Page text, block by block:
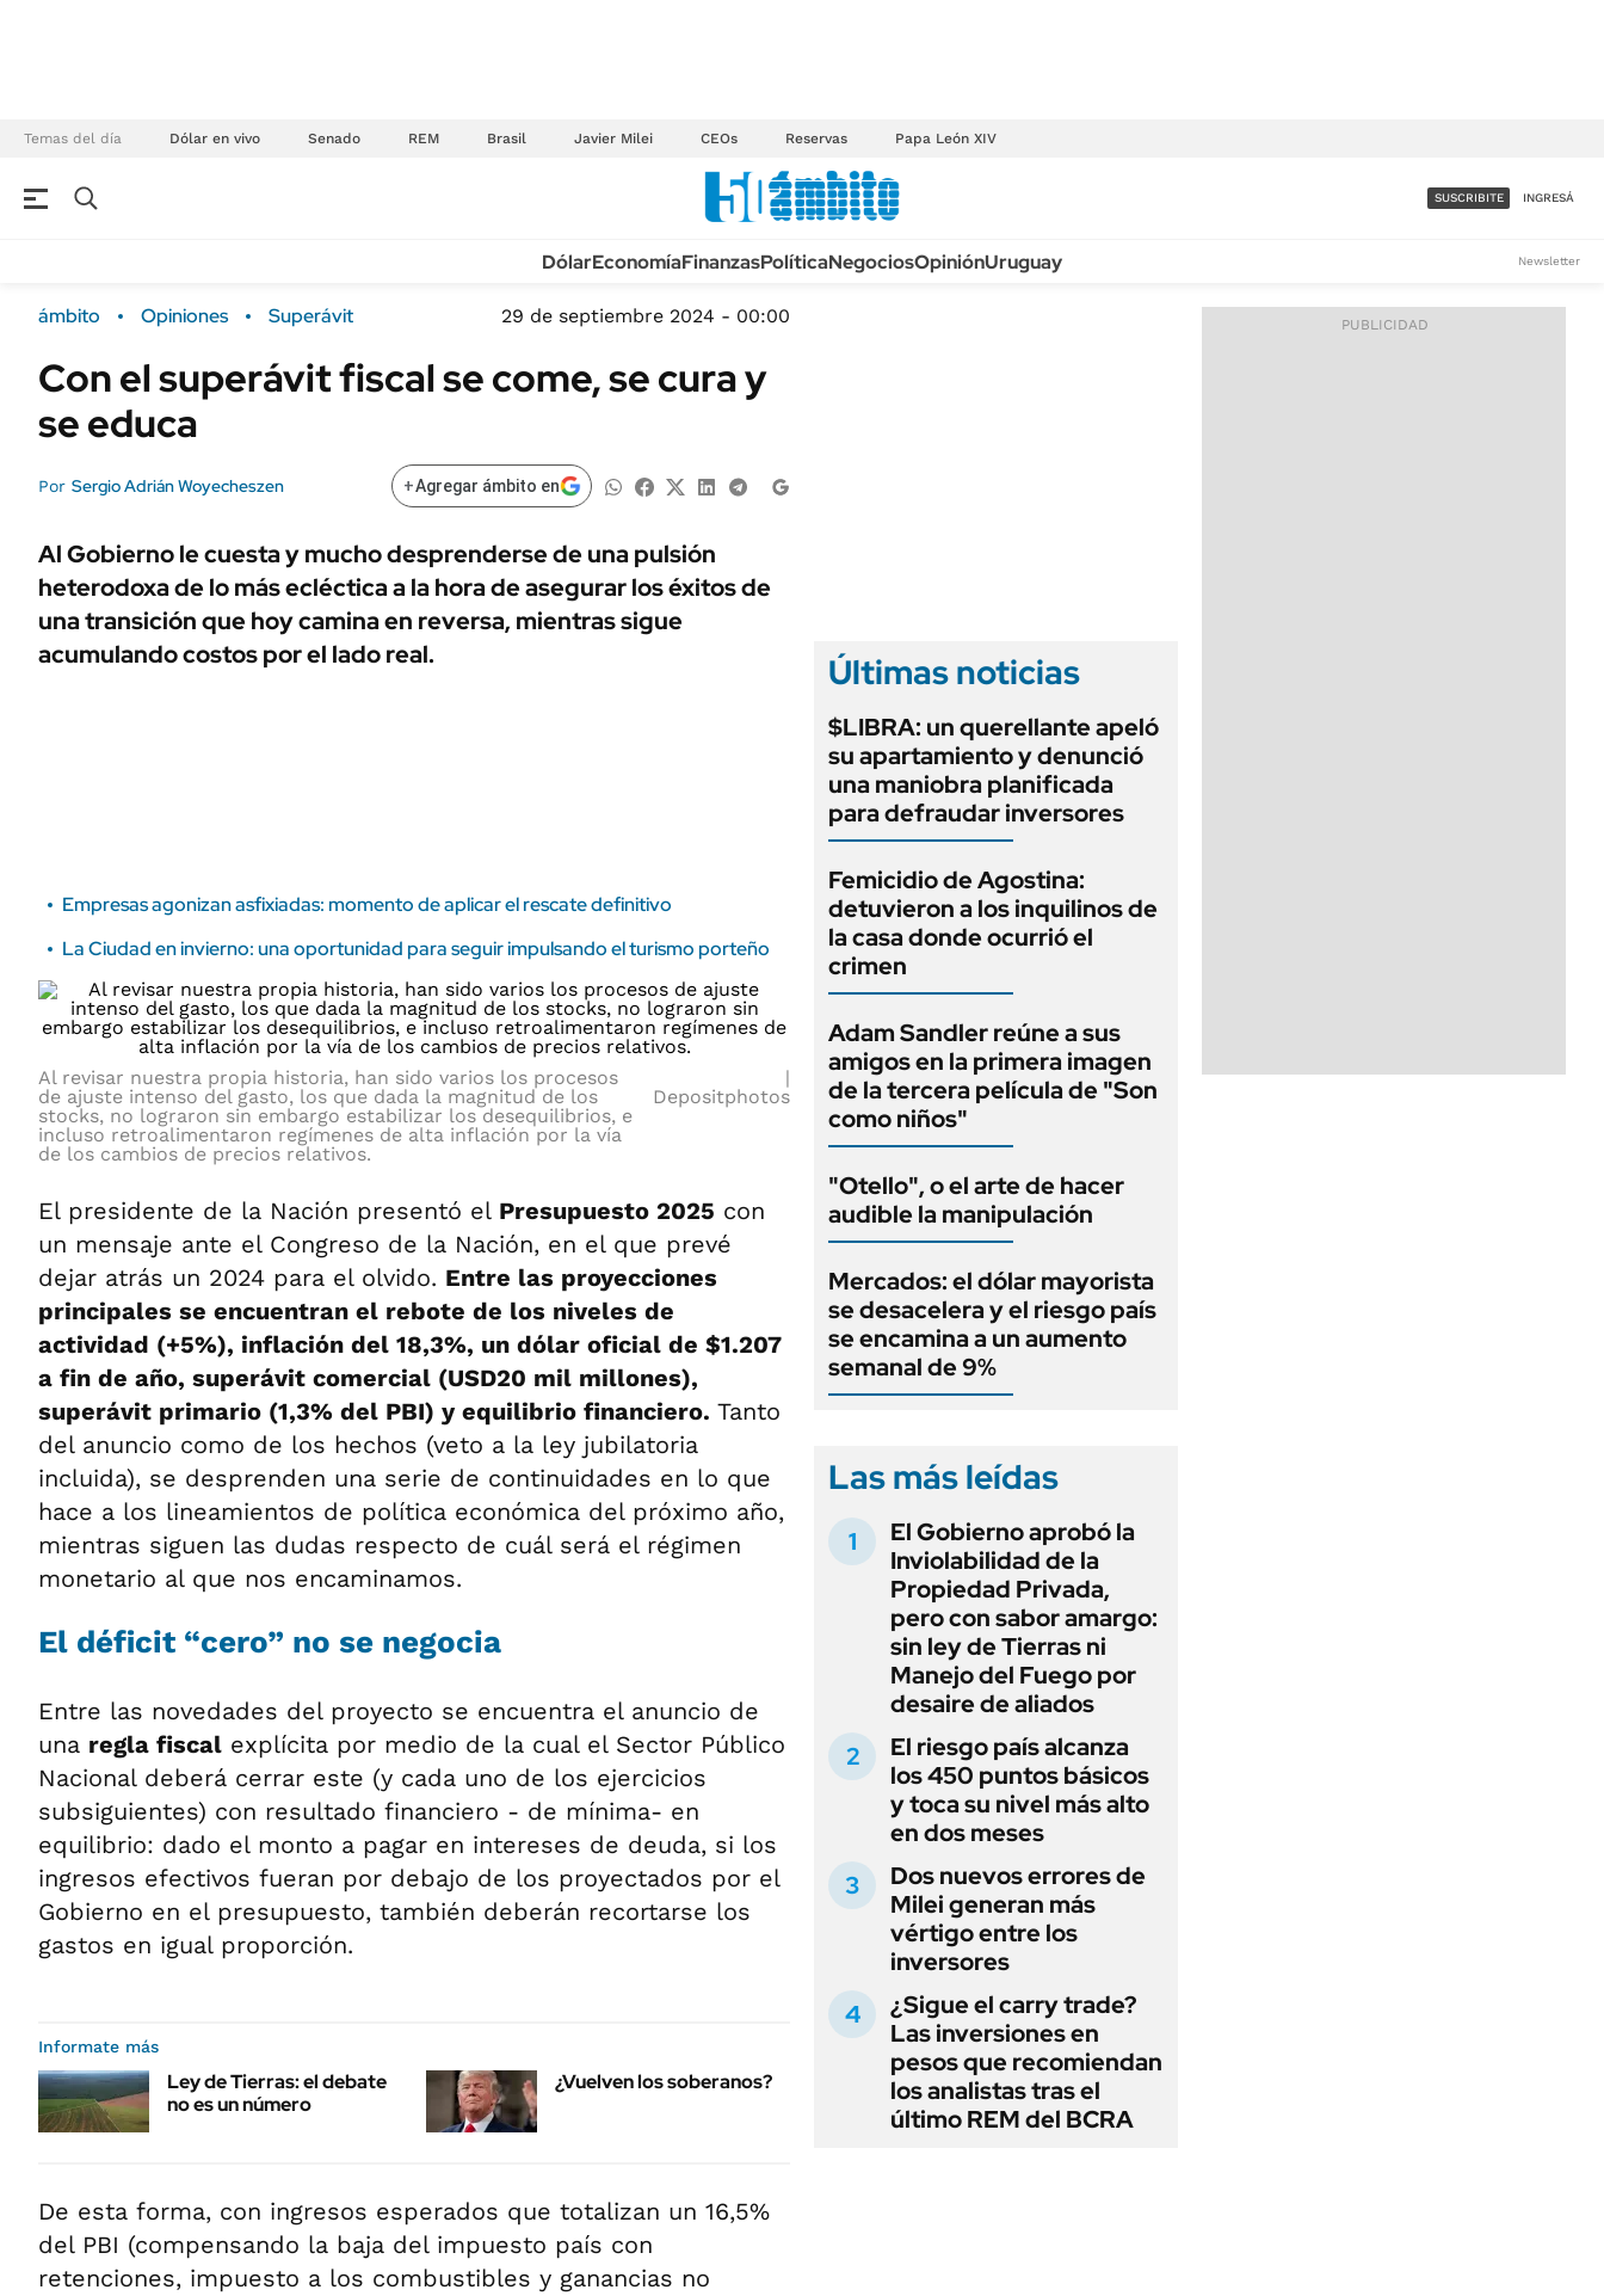
Temas del día Dólar en vivo Senado REM Brasil Javier Milei CEOs Reservas Papa León XIV
Campo
FINANZAS
Mercados
ÁMBITO DEBATE
MEDIAKIT AMBITO DEBATE
Sustentabilidad
POLÍTICA
URUGUAY
TECNOLOGÍA
MÉXICO
MUNDO
LIFESTYLE
AUTOS
ACCESO FULL - $1.800/MES
SUSCRIBITE INGRESÁ
DólarEconomíaFinanzasPolíticaNegociosOpiniónUruguay Newsletter
ámbito Opiniones Superávit 29 de septiembre 2024 - 00:00
Con el superávit fiscal se come, se cura y
se educa
Por Sergio Adrián Woyecheszen +Agregar ámbito en
Al Gobierno le cuesta y mucho desprenderse de una pulsión
heterodoxa de lo más ecléctica a la hora de asegurar los éxitos de
una transición que hoy camina en reversa, mientras sigue
acumulando costos por el lado real.
Empresas agonizan asfixiadas: momento de aplicar el rescate definitivo
La Ciudad en invierno: una oportunidad para seguir impulsando el turismo porteño
Al revisar nuestra propia historia, han sido varios los procesos
de ajuste intenso del gasto, los que dada la magnitud de los
stocks, no lograron sin embargo estabilizar los desequilibrios, e
incluso retroalimentaron regímenes de alta inflación por la vía
de los cambios de precios relativos.
Depositphotos
El presidente de la Nación presentó el Presupuesto 2025 con
un mensaje ante el Congreso de la Nación, en el que prevé
dejar atrás un 2024 para el olvido. Entre las proyecciones
principales se encuentran el rebote de los niveles de
actividad (+5%), inflación del 18,3%, un dólar oficial de $1.207
a fin de año, superávit comercial (USD20 mil millones),
superávit primario (1,3% del PBI) y equilibrio financiero. Tanto
del anuncio como de los hechos (veto a la ley jubilatoria
incluida), se desprenden una serie de continuidades en lo que
hace a los lineamientos de política económica del próximo año,
mientras siguen las dudas respecto de cuál será el régimen
monetario al que nos encaminamos.
El déficit “cero” no se negocia
Entre las novedades del proyecto se encuentra el anuncio de
una regla fiscal explícita por medio de la cual el Sector Público
Nacional deberá cerrar este (y cada uno de los ejercicios
subsiguientes) con resultado financiero - de mínima- en
equilibrio: dado el monto a pagar en intereses de deuda, si los
ingresos efectivos fueran por debajo de los proyectados por el
Gobierno en el presupuesto, también deberán recortarse los
gastos en igual proporción.
Informate más
Ley de Tierras: el debate
no es un número
¿Vuelven los soberanos?
De esta forma, con ingresos esperados que totalizan un 16,5%
del PBI (compensando la baja del impuesto país con
retenciones, impuesto a los combustibles y ganancias no
Últimas noticias
$LIBRA: un querellante apeló
su apartamiento y denunció
una maniobra planificada
para defraudar inversores
Femicidio de Agostina:
detuvieron a los inquilinos de
la casa donde ocurrió el
crimen
Adam Sandler reúne a sus
amigos en la primera imagen
de la tercera película de "Son
como niños"
"Otello", o el arte de hacer
audible la manipulación
Mercados: el dólar mayorista
se desacelera y el riesgo país
se encamina a un aumento
semanal de 9%
Las más leídas
El Gobierno aprobó la
Inviolabilidad de la
Propiedad Privada,
pero con sabor amargo:
sin ley de Tierras ni
Manejo del Fuego por
desaire de aliados
El riesgo país alcanza
los 450 puntos básicos
y toca su nivel más alto
en dos meses
Dos nuevos errores de
Milei generan más
vértigo entre los
inversores
¿Sigue el carry trade?
Las inversiones en
pesos que recomiendan
los analistas tras el
último REM del BCRA